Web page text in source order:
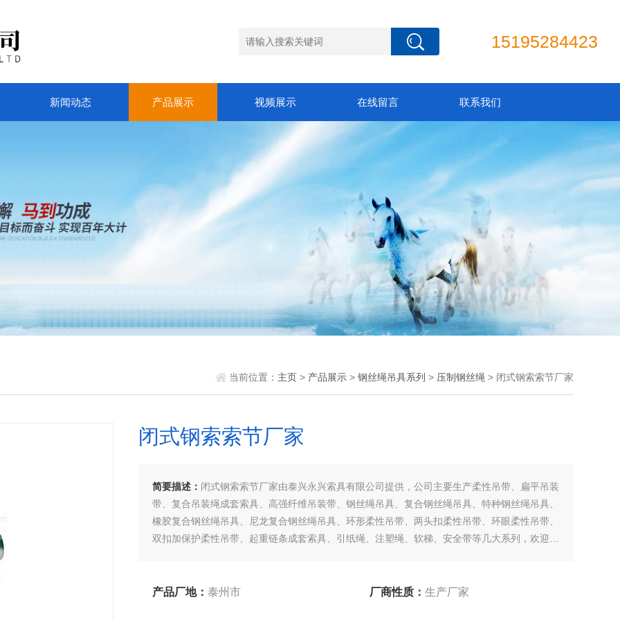
15195284423
新闻动态 产品展示 视频展示 在线留言 联系我们
当前位置： 主页> 产品展示> 钢丝绳吊具系列 > 压制钢丝绳 > 闭式钢索索节厂家
闭式钢索索节厂家
简要描述： 闭式钢索索节厂家由泰兴永兴索具有限公司提供，公司主要生产柔性吊带、扁平吊装
带、复合吊装绳成套索具、高强纤维吊装带、钢丝绳吊具、复合钢丝绳吊具、特种钢丝绳吊具、
橡胶复合钢丝绳吊具、尼龙复合钢丝绳吊具、环形柔性吊带、两头扣柔性吊带、环眼柔性吊带、
双扣加保护柔性吊带、起重链条成套索具、引纸绳、注塑绳、软梯、安全带等几大系列，欢迎新
产品厂地： 泰州市 厂商性质：生产厂家